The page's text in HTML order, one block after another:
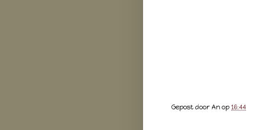
Gepost door An op 16:44